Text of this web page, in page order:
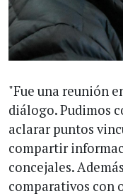
"Fue una reunión
diálogo. Pudimos
aclarar puntos
compartir
concejales.
comparativos con